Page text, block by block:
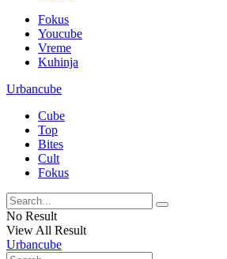
Fokus
Youcube
Vreme
Kuhinja
Urbancube
Cube
Top
Bites
Cult
Fokus
No Result
View All Result
Urbancube